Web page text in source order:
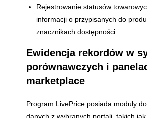
Rejestrowanie statusów
informacji o przypisanych do
znacznikach dostępności.
Ewidencja rekordów w
porównawczych i
marketplace
Program LivePrice posiada moduły